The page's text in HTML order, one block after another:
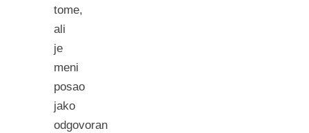
tome,
ali
je
meni
posao
jako
odgovoran